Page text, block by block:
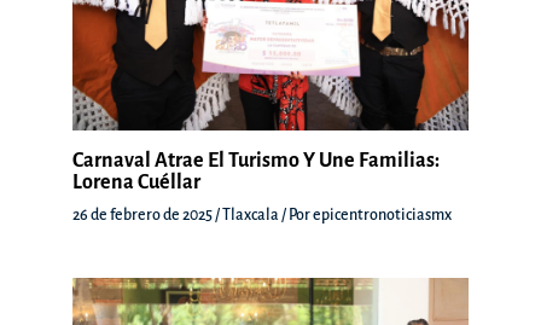
Carnaval Atrae El Turismo Y Une Familias:
Lorena Cuéllar
26 de febrero de 2025 /Tlaxcala / Porepicentronoticiasmx